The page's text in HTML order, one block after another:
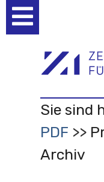
Werkzeuge
Sie sind
PDF
Archiv